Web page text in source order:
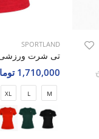
SPORTLAND
1,710,000 تومان
M
L
XL